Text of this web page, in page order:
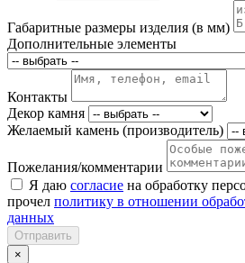
Габаритные размеры изделия (в мм)
Дополнительные элементы
Контакты
Декор камня
Желаемый камень (производитель)
Пожелания/комментарии
Я даю согласие на обработку
прочел политику в отношении
данных
Отправить
×